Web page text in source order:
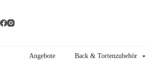
springen
Angebote Back & Tortenzubehör